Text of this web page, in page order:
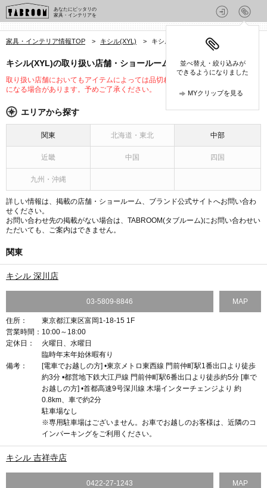
あなたにピッタリの
家具・インテリアを
並べ替え・絞り込みが
できるようになりました
MYクリップを見る
家具・インテリア情報TOP > キシル(XYL) > キシル(XYL)の店舗
キシル(XYL)の取り扱い店舗・ショールーム
取り扱い店舗においてもアイテムによっては品切れや未入荷、取り扱いが変更
になる場合があります。予めご了承ください。
エリアから探す
関東 北海道・東北 中部
近畿 中国 四国
九州・沖縄
詳しい情報は、掲載の店舗・ショールーム、ブランド公式サイトへお問い合わ
せください。
お問い合わせ先の掲載がない場合は、TABROOM(タブルーム)にお問い合わせい
ただいても、ご案内はできません。
関東
キシル 深川店
03-5809-8846 MAP
住所：
東京都江東区富岡1-18-15 1F
営業時間： 10:00～18:00
定休日：
火曜日、水曜日
臨時年末年始休暇有り
備考：
[電車でお越しの方] •東京メトロ東西線 門前仲町駅1番出口より徒歩
約3分 •都営地下鉄大江戸線 門前仲町駅6番出口より徒歩約5分 [車で
お越しの方] •首都高速9号深川線 木場インターチェンジより 約
0.8km、車で約2分
駐車場なし
※専用駐車場はございません。お車でお越しのお客様は、近隣のコ
インパーキングをご利用ください。
キシル 吉祥寺店
0422-27-1243 MAP